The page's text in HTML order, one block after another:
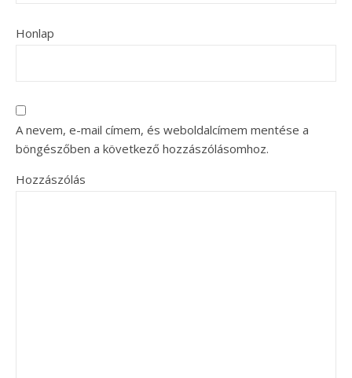
Honlap
A nevem, e-mail címem, és weboldalcímem mentése a
böngészőben a következő hozzászólásomhoz.
Hozzászólás